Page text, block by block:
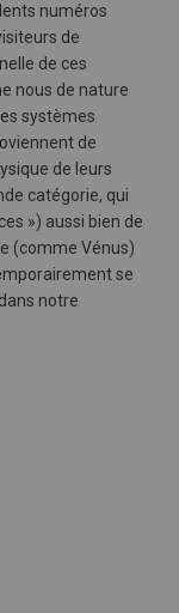
numéros
de
de ces
nous de nature
systèmes
de
de leurs
catégorie, qui
») aussi bien de
(comme Vénus)
se
notre